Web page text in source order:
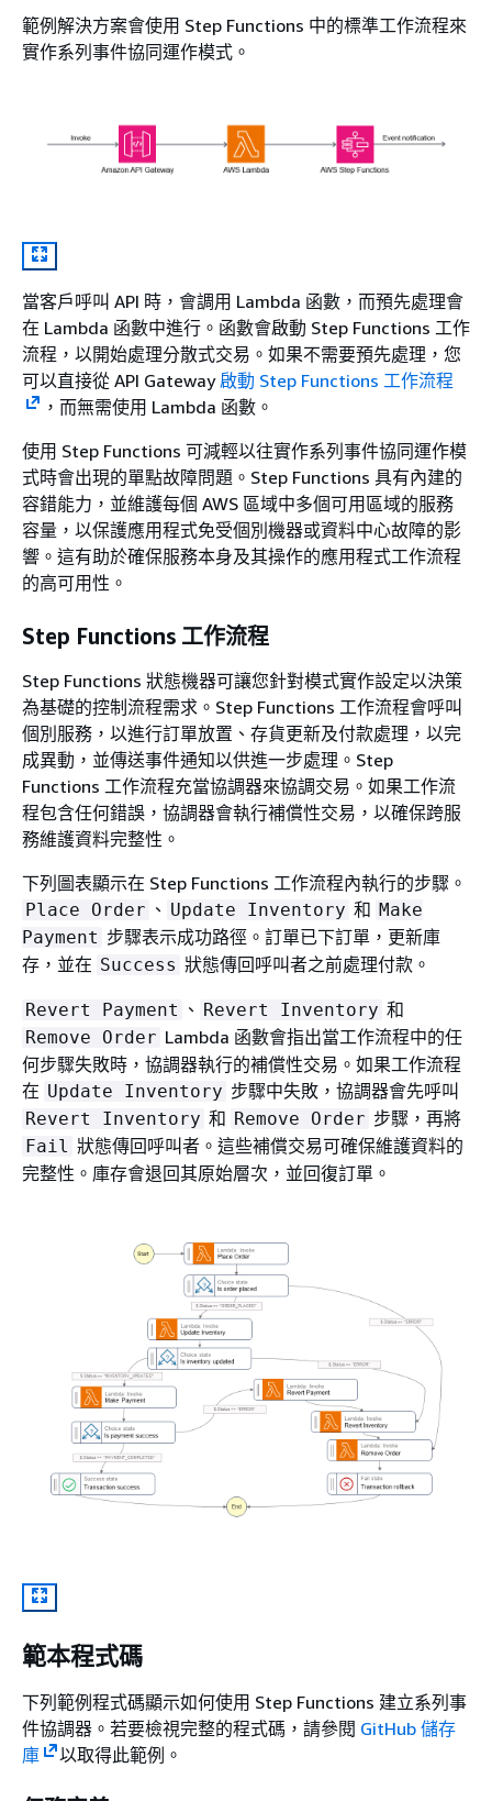
範例解決方案會使用 Step Functions 中的標準工作流程來
實作系列事件協同運作模式。
當客戶呼叫 API 時，會調用 Lambda 函數，而預先處理會
在 Lambda 函數中進行。函數會啟動 Step Functions 工作
流程，以開始處理分散式交易。如果不需要預先處理，您
可以直接從 API Gateway啟動 Step Functions 工作流程
，而無需使用 Lambda 函數。
使用 Step Functions 可減輕以往實作系列事件協同運作模
式時會出現的單點故障問題。Step Functions 具有內建的
容錯能力，並維護每個 AWS 區域中多個可用區域的服務
容量，以保護應用程式免受個別機器或資料中心故障的影
響。這有助於確保服務本身及其操作的應用程式工作流程
的高可用性。
Step Functions 工作流程
Step Functions 狀態機器可讓您針對模式實作設定以決策
為基礎的控制流程需求。Step Functions 工作流程會呼叫
個別服務，以進行訂單放置、存貨更新及付款處理，以完
成異動，並傳送事件通知以供進一步處理。Step
Functions 工作流程充當協調器來協調交易。如果工作流
程包含任何錯誤，協調器會執行補償性交易，以確保跨服
務維護資料完整性。
下列圖表顯示在 Step Functions 工作流程內執行的步驟。
Place Order 、 Update Inventory 和 Make
Payment 步驟表示成功路徑。訂單已下訂單，更新庫
存，並在 Success 狀態傳回呼叫者之前處理付款。
Revert Payment 、 Revert Inventory 和
Remove Order Lambda 函數會指出當工作流程中的任
何步驟失敗時，協調器執行的補償性交易。如果工作流程
在 Update Inventory 步驟中失敗，協調器會先呼叫
Revert Inventory 和 Remove Order 步驟，再將
Fail 狀態傳回呼叫者。這些補償交易可確保維護資料的
完整性。庫存會退回其原始層次，並回復訂單。
範本程式碼
下列範例程式碼顯示如何使用 Step Functions 建立系列事
件協調器。若要檢視完整的程式碼，請參閱 GitHub 儲存
庫
以取得此範例。